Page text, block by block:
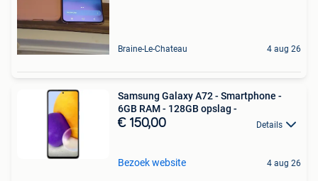
Braine-Le-Chateau 4 aug 26
Samsung Galaxy A72 - Smartphone -
6GB RAM - 128GB opslag -
€ 150,00 Details
Bezoek website 4 aug 26